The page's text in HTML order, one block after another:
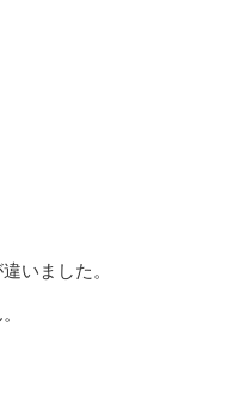
いました。